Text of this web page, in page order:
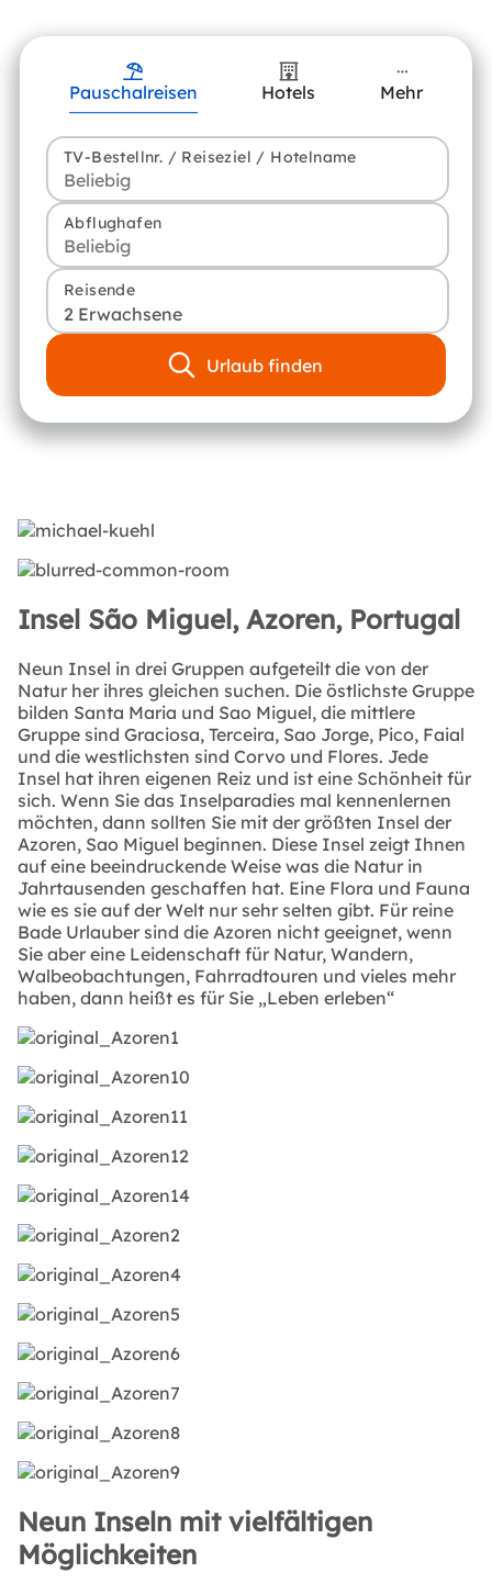
Pauschalreisen Hotels Mehr
TV-Bestellnr. / Reiseziel / Hotelname
Abflughafen
Reisende
2 Erwachsene
Urlaub finden
Insel São Miguel, Azoren, Portugal
Neun Insel in drei Gruppen aufgeteilt die von der
Natur her ihres gleichen suchen. Die östlichste Gruppe
bilden Santa Maria und Sao Miguel, die mittlere
Gruppe sind Graciosa, Terceira, Sao Jorge, Pico, Faial
und die westlichsten sind Corvo und Flores. Jede
Insel hat ihren eigenen Reiz und ist eine Schönheit für
sich. Wenn Sie das Inselparadies mal kennenlernen
möchten, dann sollten Sie mit der größten Insel der
Azoren, Sao Miguel beginnen. Diese Insel zeigt Ihnen
auf eine beeindruckende Weise was die Natur in
Jahrtausenden geschaffen hat. Eine Flora und Fauna
wie es sie auf der Welt nur sehr selten gibt. Für reine
Bade Urlauber sind die Azoren nicht geeignet, wenn
Sie aber eine Leidenschaft für Natur, Wandern,
Walbeobachtungen, Fahrradtouren und vieles mehr
haben, dann heißt es für Sie „Leben erleben“
Neun Inseln mit vielfältigen
Möglichkeiten